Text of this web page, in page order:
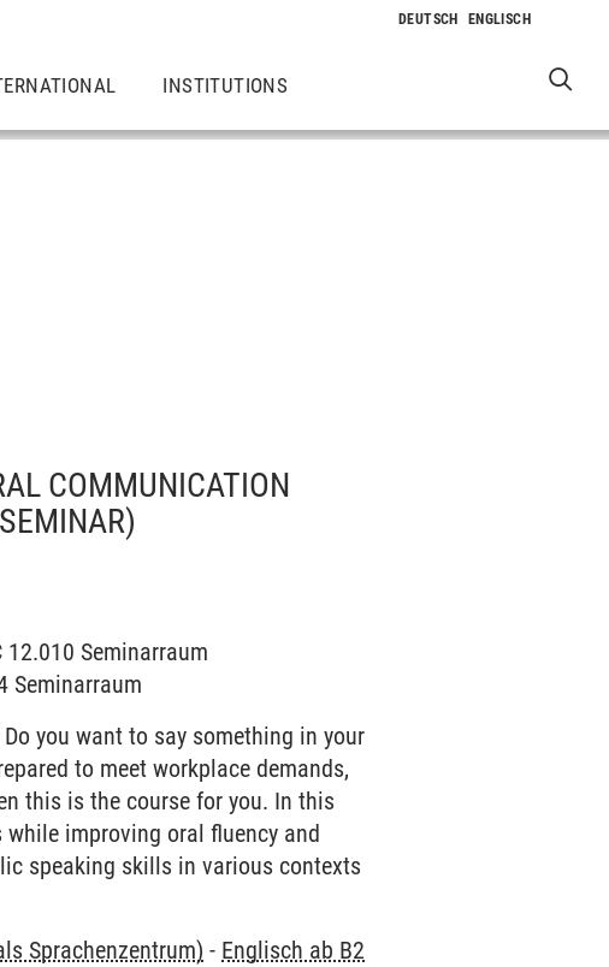
INSTITUTIONS
COMMUNICATION
Seminarraum
Seminarraum
you want to say something in your
to meet workplace demands,
this is the course for you. In this
improving oral fluency and
speaking skills in various contexts
Sprachenzentrum) - Englisch ab B2